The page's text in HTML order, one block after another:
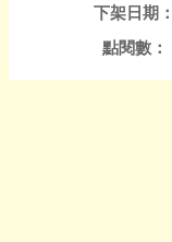
下架日期：
點閱數：